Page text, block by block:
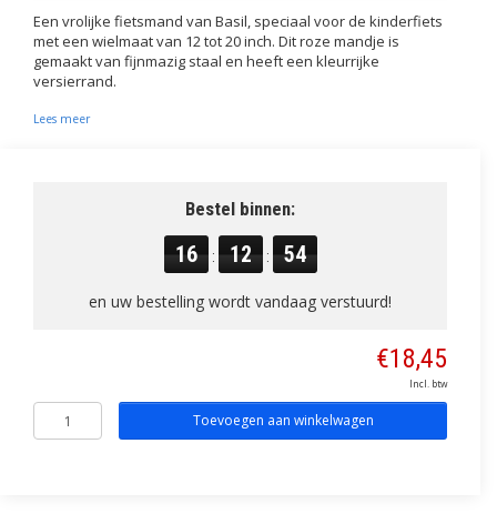
Een vrolijke fietsmand van Basil, speciaal voor de kinderfiets
met een wielmaat van 12 tot 20 inch. Dit roze mandje is
gemaakt van fijnmazig staal en heeft een kleurrijke
versierrand.
Lees meer
Bestel binnen:
16 : 12 : 54
en uw bestelling wordt vandaag verstuurd!
€18,45
Incl. btw
Toevoegen aan winkelwagen